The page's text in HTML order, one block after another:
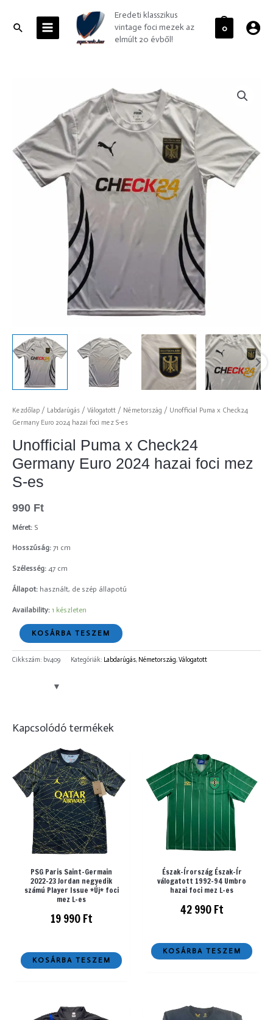
contentSearchMENU
Eredeti klasszikus
vintage foci mezek az
elmúlt 20 évből!
0
Kezdőlap / Labdarúgás / Válogatott / Németország / Unofficial Puma x Check24
Germany Euro 2024 hazai foci mez S-es
Unofficial Puma x Check24
Germany Euro 2024 hazai foci mez
S-es
990 Ft
Méret: S
Hosszúság: 71 cm
Szélesség: 47 cm
Állapot: használt, de szép állapotú
Availability: 1 készleten
Germany
Euro
2024
KOSÁRBA TESZEM
Cikkszám: bv409 Kategóriák: Labdarúgás, Németország,Válogatott
Kapcsolódó termékek
PSG Paris Saint-Germain
2022-23 Jordan negyedik
számú Player Issue *Új* foci
mez L-es
19 990Ft
KOSÁRBA TESZEM
Észak-Írország Észak-Ír
válogatott 1992-94 Umbro
hazai foci mez L-es
42 990Ft
KOSÁRBA TESZEM